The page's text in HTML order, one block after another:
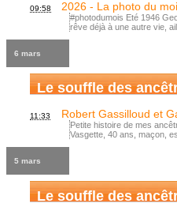
09:58 2026 - La photo du
#photodumois Eté 1946
rêve déjà à une autre vie,
6 mars
Le souffle des
11:33 Robert Gassilloud et
Petite histoire de mes
Vasgette, 40 ans, maçon,
5 mars
Le souffle des